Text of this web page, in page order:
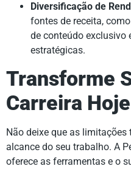
Diversificação de
fontes de receita,
de conteúdo exclusivo
estratégicas.
Transforme
Carreira Hoje
Não deixe que as
alcance do seu trabalho. A
oferece as ferramentas e o